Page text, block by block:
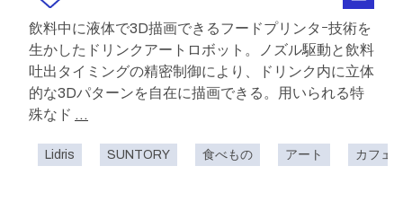
飲料中に液体で3D描画できるフードプリンタｰ技術を
生かしたドリンクアートロボット。ノズル駆動と飲料
吐出タイミングの精密制御により、ドリンク内に立体
的な3Dパターンを自在に描画できる。用いられる特
殊なド ...
Lidris SUNTORY 食べもの アート カフェ